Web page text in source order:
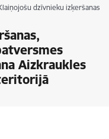
dzīvnieku izķeršanas,
Aizkraukles